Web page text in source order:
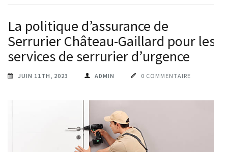
La politique d’assurance de
Serrurier Château-Gaillard pour les
services de serrurier d’urgence
JUIN 11TH, 2023 ADMIN 0 COMMENTAIRE